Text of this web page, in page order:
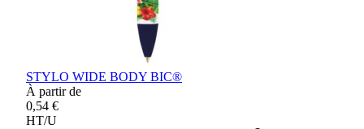
STYLO WIDE BODY BIC®
À partir de
0,54 €
HT/U